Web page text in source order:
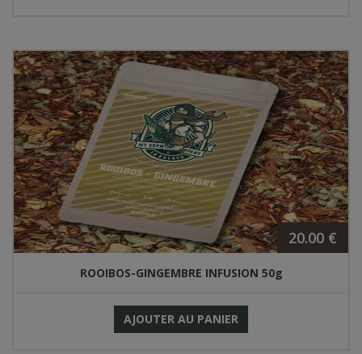
20.00 €
ROOIBOS-GINGEMBRE INFUSION 50g
AJOUTER AU PANIER